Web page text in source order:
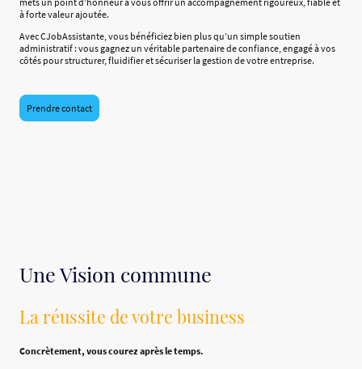
à forte valeur ajoutée.
Avec CJobAssistante, vous bénéficiez bien plus qu’un simple soutien
administratif : vous gagnez un véritable partenaire de confiance, engagé à vos
côtés pour structurer, fluidifier et sécuriser la gestion de votre entreprise.
Prendre contact
Une Vision commune
La réussite de votre business
Concrètement, vous courez après le temps.